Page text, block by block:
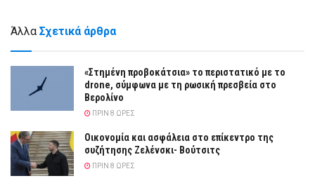
Άλλα Σχετικά άρθρα
«Στημένη προβοκάτσια» το περιστατικό με το
drone, σύμφωνα με τη ρωσική πρεσβεία στο
Βερολίνο
ΠΡΙΝ 8 ΏΡΕΣ
Οικονομία και ασφάλεια στο επίκεντρο της
συζήτησης Ζελένσκι- Βούτσιτς
ΠΡΙΝ 8 ΏΡΕΣ